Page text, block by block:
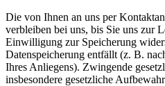
Die von Ihnen an uns per
verbleiben bei uns, bis Sie uns zur
Einwilligung zur Speicherung
Datenspeicherung entfällt (z. B.
Ihres Anliegens). Zwingende
insbesondere gesetzliche